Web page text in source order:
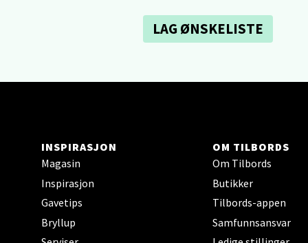
LAG ØNSKELISTE
INSPIRASJON
Magasin
Inspirasjon
Gavetips
Bryllup
OM TILBORDS
Om Tilbords
Butikker
Tilbords-appen
Samfunnsansvar
Ski
0 i